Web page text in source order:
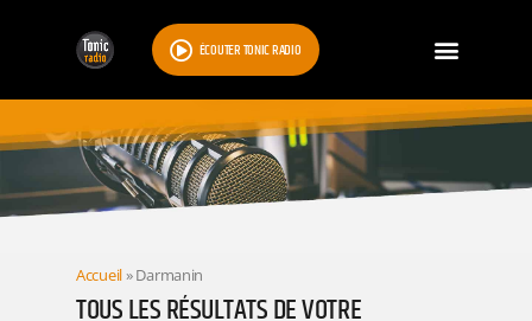
ÉCOUTER TONIC RADIO
RESULTATS
Accueil»Darmanin
TOUS LES RÉSULTATS DE VOTRE